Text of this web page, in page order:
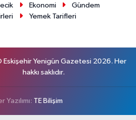
Ekonomi
Gündem
Yemek Tarifleri
Yenigün Gazetesi 2026. Her
hakkı saklıdır.
Yazılımı: TE Bilişim